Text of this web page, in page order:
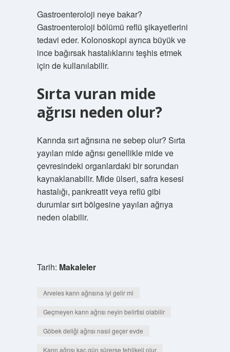
Gastroenteroloji neye bakar?
Gastroenteroloji bölümü reflü şikayetlerini
tedavi eder. Kolonoskopi ayrıca büyük ve
ince bağırsak hastalıklarını teşhis etmek
için de kullanılabilir.
Sırta vuran mide
ağrısı neden olur?
Karında sırt ağrısına ne sebep olur? Sırta
yayılan mide ağrısı genellikle mide ve
çevresindeki organlardaki bir sorundan
kaynaklanabilir. Mide ülseri, safra kesesi
hastalığı, pankreatit veya reflü gibi
durumlar sırt bölgesine yayılan ağrıya
neden olabilir.
Tarih: Makaleler
Arveles karın ağrısına iyi gelir mi
Geçmeyen karın ağrısı neyin belirtisi olabilir
Göbek deliği ağrısı nasıl geçer evde
Karın ağrısı kaç gün sürerse tehlikeli olur